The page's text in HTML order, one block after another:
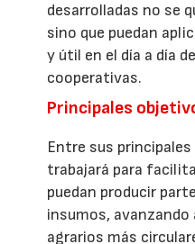
desarrolladas no se
sino que puedan
y útil en el día a día
cooperativas.
Principales
Entre sus
trabajará para
puedan producir
insumos, avanzando
agrarios más